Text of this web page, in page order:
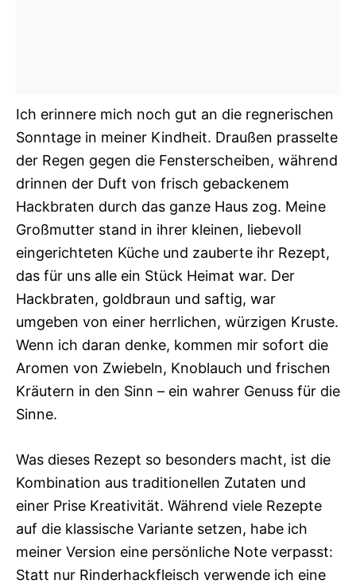
Ich erinnere mich noch gut an die regnerischen
Sonntage in meiner Kindheit. Draußen prasselte
der Regen gegen die Fensterscheiben, während
drinnen der Duft von frisch gebackenem
Hackbraten durch das ganze Haus zog. Meine
Großmutter stand in ihrer kleinen, liebevoll
eingerichteten Küche und zauberte ihr Rezept,
das für uns alle ein Stück Heimat war. Der
Hackbraten, goldbraun und saftig, war
umgeben von einer herrlichen, würzigen Kruste.
Wenn ich daran denke, kommen mir sofort die
Aromen von Zwiebeln, Knoblauch und frischen
Kräutern in den Sinn – ein wahrer Genuss für die
Sinne.
Was dieses Rezept so besonders macht, ist die
Kombination aus traditionellen Zutaten und
einer Prise Kreativität. Während viele Rezepte
auf die klassische Variante setzen, habe ich
meiner Version eine persönliche Note verpasst:
Statt nur Rinderhackfleisch verwende ich eine